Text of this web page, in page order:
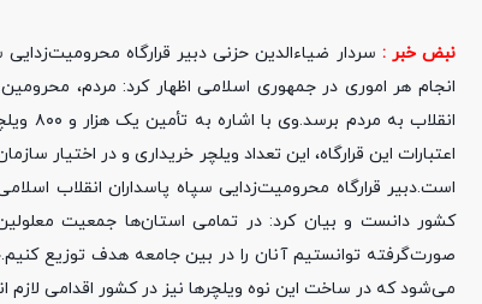
نبض خبر : سردار ضیاءالدین حزنی دبیر قرارگاه
انجام هر اموری در جمهوری اسلامی اظهار کرد: مردم،
است.دبیر قرارگاه محرومیت‌زدایی سپاه پاسداران انقلاب
کشور دانست و بیان کرد: در تمامی استان‌ها جمعیت
صورت‌گرفته توانستیم آنان را در بین جامعه هدف توزیع
می‌شود که در ساخت این نوه ویلچرها نیز در کشور اقدامی